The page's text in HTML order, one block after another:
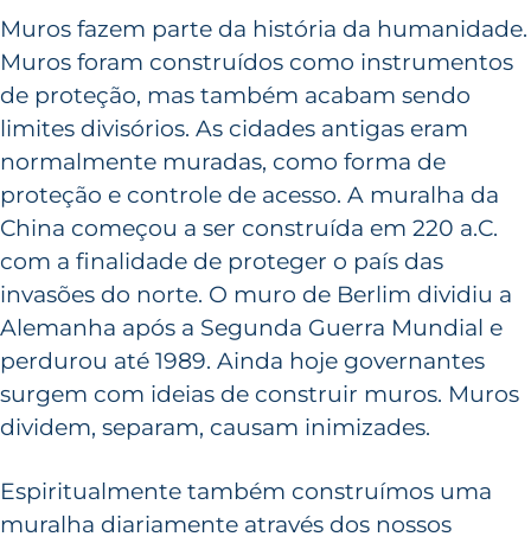
Muros fazem parte da história da humanidade.
Muros foram construídos como instrumentos
de proteção, mas também acabam sendo
limites divisórios. As cidades antigas eram
normalmente muradas, como forma de
proteção e controle de acesso. A muralha da
China começou a ser construída em 220 a.C.
com a finalidade de proteger o país das
invasões do norte. O muro de Berlim dividiu a
Alemanha após a Segunda Guerra Mundial e
perdurou até 1989. Ainda hoje governantes
surgem com ideias de construir muros. Muros
dividem, separam, causam inimizades.
Espiritualmente também construímos uma
muralha diariamente através dos nossos